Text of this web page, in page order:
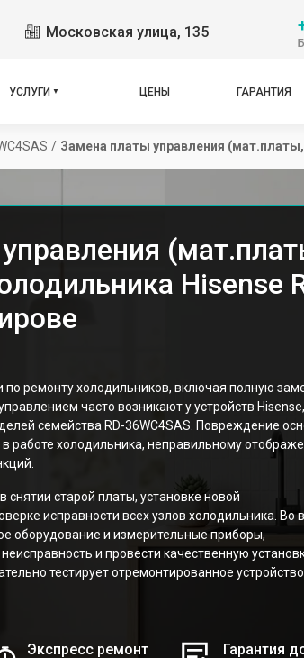
Московская улица, 135
УСЛУГИ ЦЕНЫ ГАРАНТИЯ
/ Замена платы управления
Hisense
по ремонту холодильников, включая полную
часто возникают у устройств Hisense,
семейства RD-36WC4SAS. Повреждение
работе холодильника, неправильному
старой платы, установке новой
исправности всех узлов холодильника. Во
оборудование и измерительные приборы,
и провести качественную
тестирует отремонтированное
Экспресс ремонт
Гарантия